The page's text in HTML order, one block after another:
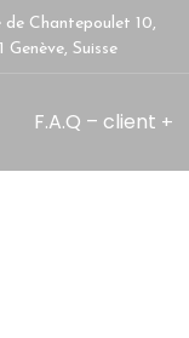
de Chantepoulet 10,
Genève, Suisse
F.A.Q – client